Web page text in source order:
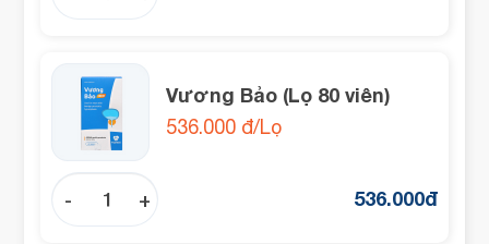
Vương Bảo (Lọ 80 viên)
536.000 đ/Lọ
+
- 536.000đ